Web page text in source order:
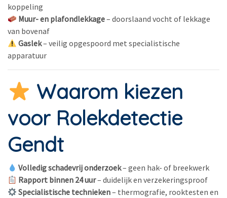
koppeling
Muur- en plafondlekkage– doorslaand vocht of lekkage
van bovenaf
Gaslek– veilig opgespoord met specialistische
apparatuur
Waarom kiezen
voor Rolekdetectie
Gendt
Volledig schadevrij onderzoek– geen hak- of breekwerk
Rapport binnen 24 uur– duidelijk en verzekeringsproof
Specialistische technieken– thermografie, rooktesten en